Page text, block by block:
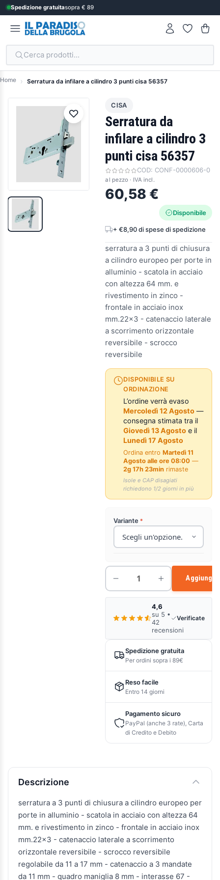
Spedizione gratuitasopra € 89
Cerca prodotti...
Home Serratura da infilare a cilindro 3 punti cisa 56357
CISA
Serratura da
infilare a cilindro 3
punti cisa 56357
COD: CONF-0000606-0
al pezzo · IVA incl.
60,58 €
Disponibile
+ €8,90 di spese di spedizione
serratura a 3 punti di chiusura
a cilindro europeo per porte in
alluminio - scatola in acciaio
con altezza 64 mm. e
rivestimento in zinco -
frontale in acciaio inox
mm.22x3 - catenaccio laterale
a scorrimento orizzontale
reversibile - scrocco
reversibile
DISPONIBILE SU
ORDINAZIONE
L’ordine verrà evaso
Mercoledì 12 Agosto —
consegna stimata tra il
Giovedì 13 Agosto e il
Lunedì 17 Agosto
Ordina entroMartedì 11
Agosto alle ore 08:00 —
2g 17h 23min rimaste
Isole e CAP disagiati
richiedono 1/2 giorni in più
Variante
Aggiungi
4,6
su 5 •
42
recensioni
Verificate
Spedizione gratuita
Per ordini sopra i 89€
Reso facile
Entro 14 giorni
Pagamento sicuro
PayPal (anche 3 rate), Carta
di Credito e Debito
Descrizione e caratteristiche
Descrizione
serratura a 3 punti di chiusura a cilindro europeo per
porte in alluminio - scatola in acciaio con altezza 64
mm. e rivestimento in zinco - frontale in acciaio inox
mm.22x3 - catenaccio laterale a scorrimento
orizzontale reversibile - scrocco reversibile
regolabile da 11 a 17 mm - catenaccio a 3 mandate
da 11 mm - quadro maniglia 8 mm - interasse 67 -